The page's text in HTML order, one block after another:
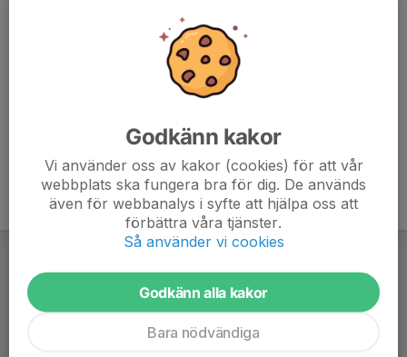
Godkänn kakor
Vi använder oss av kakor (cookies) för att vår
webbplats ska fungera bra för dig. De används
även för webbanalys i syfte att hjälpa oss att
förbättra våra tjänster.
Så använder vi cookies
Godkänn alla kakor
Bara nödvändiga